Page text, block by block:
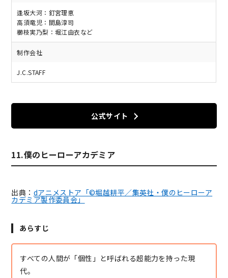
逢坂大河：釘宮理恵
高須竜児：間島淳司
櫛枝実乃梨：堀江由衣など
制作会社
J.C.STAFF
公式サイト
11.僕のヒーローアカデミア
出典： dアニメストア「©堀越耕平／集英社・僕のヒーローア
カデミア製作委員会」
あらすじ
すべての人間が「個性」と呼ばれる超能力を持った現
代。